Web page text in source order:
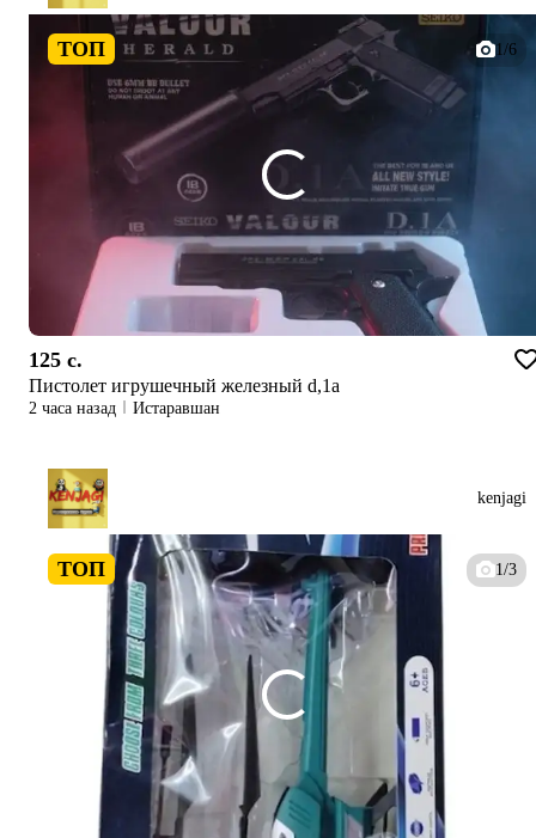
ТОП 1/6
125 c.
Пистолет игрушечный железный d,1a
2 часа назад Истаравшан
kenjagi
ТОП 1/3